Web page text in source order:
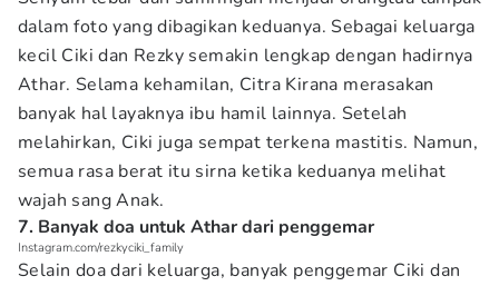
dalam foto yang dibagikan keduanya. Sebagai keluarga
kecil Ciki dan Rezky semakin lengkap dengan hadirnya
Athar. Selama kehamilan, Citra Kirana merasakan
banyak hal layaknya ibu hamil lainnya. Setelah
melahirkan, Ciki juga sempat terkena mastitis. Namun,
semua rasa berat itu sirna ketika keduanya melihat
wajah sang Anak.
7. Banyak doa untuk Athar dari penggemar
Instagram.com/rezkyciki_family
Selain doa dari keluarga, banyak penggemar Ciki dan